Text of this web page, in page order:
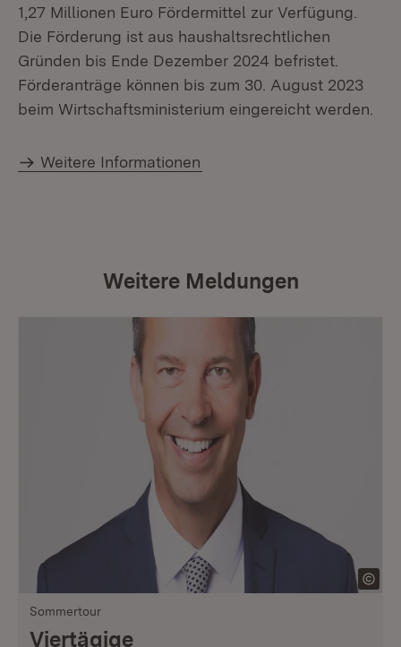
1,27 Millionen Euro Fördermittel zur Verfügung.
Die Förderung ist aus haushaltsrechtlichen
Gründen bis Ende Dezember 2024 befristet.
Förderanträge können bis zum 30. August 2023
beim Wirtschaftsministerium eingereicht werden.
Weitere Informationen
Weitere Meldungen
Sommertour
Viertägige